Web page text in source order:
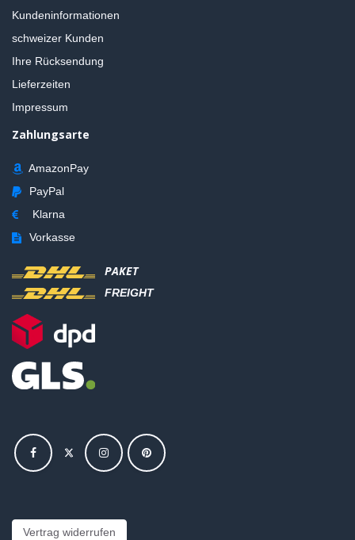
Kundeninformationen
schweizer Kunden
Ihre Rücksendung
Lieferzeiten
Impressum
Zahlungsarte
AmazonPay
PayPal
Klarna
Vorkasse
PAKET
FREIGHT
Vertrag widerrufen